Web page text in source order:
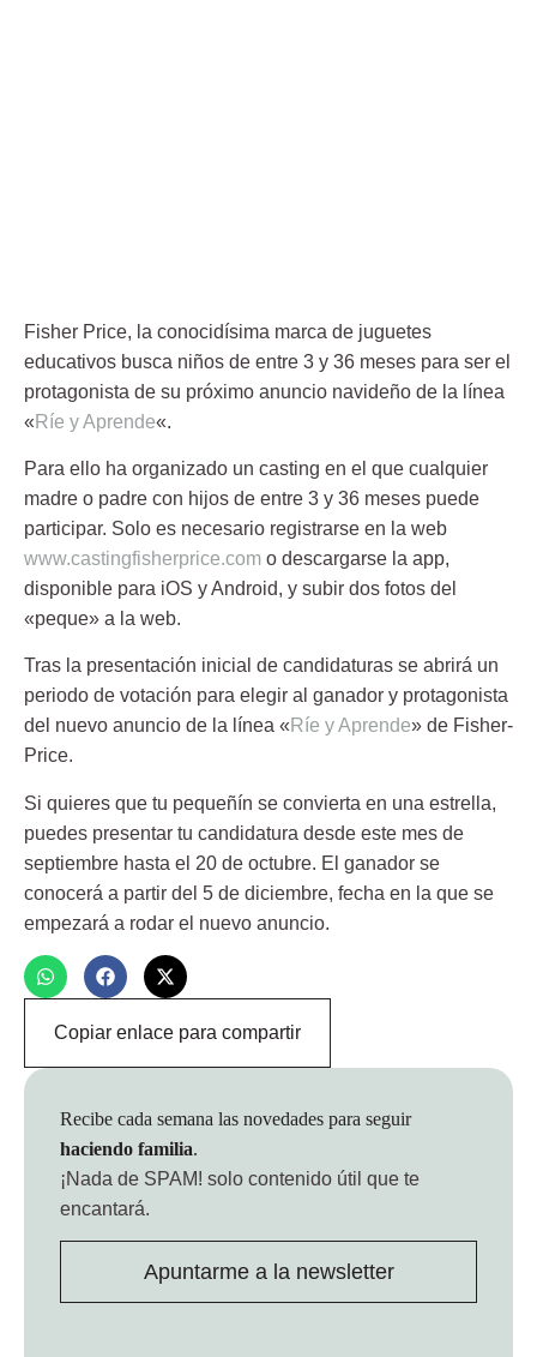
Fisher Price, la conocidísima marca de juguetes
educativos busca niños de entre 3 y 36 meses para ser el
protagonista de su próximo anuncio navideño de la línea
« Ríe y Aprende«.
Para ello ha organizado un casting en el que cualquier
madre o padre con hijos de entre 3 y 36 meses puede
participar. Solo es necesario registrarse en la web
www.castingfisherprice.com o descargarse la app,
disponible para iOS y Android, y subir dos fotos del
«peque» a la web.
Tras la presentación inicial de candidaturas se abrirá un
periodo de votación para elegir al ganador y protagonista
del nuevo anuncio de la línea « Ríe y Aprende» de Fisher-
Price.
Si quieres que tu pequeñín se convierta en una estrella,
puedes presentar tu candidatura desde este mes de
septiembre hasta el 20 de octubre. El ganador se
conocerá a partir del 5 de diciembre, fecha en la que se
empezará a rodar el nuevo anuncio.
Copiar enlace para compartir
Recibe cada semana las novedades para seguir
haciendo familia.
¡Nada de SPAM! solo contenido útil que te
encantará.
Apuntarme a la newsletter